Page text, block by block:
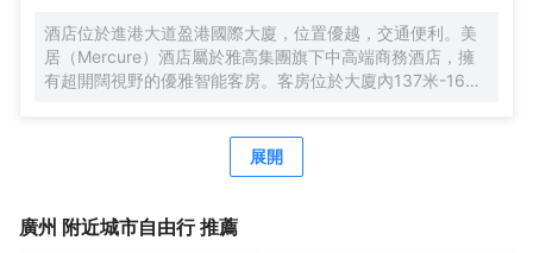
酒店位於進港大道盈港國際大廈，位置優越，交通便利。美
居（Mercure）酒店屬於雅高集團旗下中高端商務酒店，擁
有超開闊視野的優雅智能客房。客房位於大廈內137米-165
格客房，簡約唯美又精緻典雅，是商務人士出差首善之選。
酒店客房內配有恒温恒壓淋浴、全交換新風系統，高級自動
驗。酒店全體工作人員攜人工智能機器人小美在“Make A
展開
廣州 附近城市自由行 推薦